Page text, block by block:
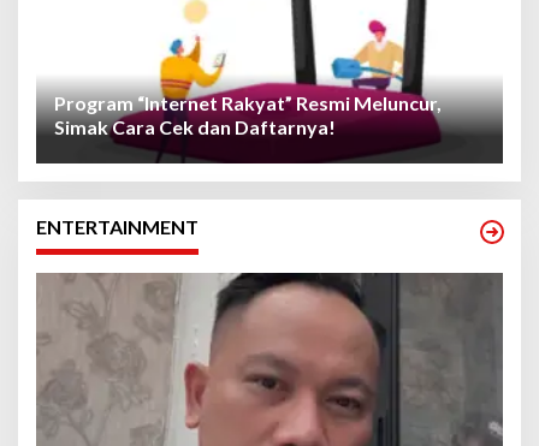
Program “Internet Rakyat” Resmi Meluncur,
Simak Cara Cek dan Daftarnya!
ENTERTAINMENT